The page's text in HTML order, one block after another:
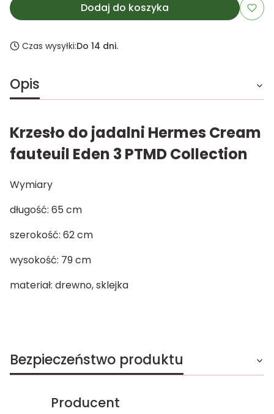
Dodaj do koszyka
Czas wysyłki:Do 14 dni.
Opis
Krzesło do jadalni Hermes Cream
fauteuil Eden 3 PTMD Collection
Wymiary
długość: 65 cm
szerokość: 62 cm
wysokość: 79 cm
materiał: drewno, sklejka
Bezpieczeństwo produktu
Producent